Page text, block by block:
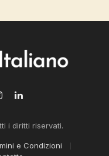
LinkedIn
i diritti riservati.
e Condizioni